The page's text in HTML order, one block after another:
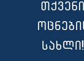
თქვენი
სახლი!